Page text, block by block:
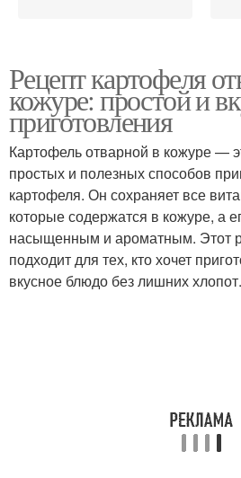
Рецепт картофеля
кожуре: простой и
приготовления
Картофель отварной в кожуре —
простых и полезных способов
картофеля. Он сохраняет все
которые содержатся в кожуре, а
насыщенным и ароматным. Этот
подходит для тех, кто хочет
вкусное блюдо без лишних хлопот.